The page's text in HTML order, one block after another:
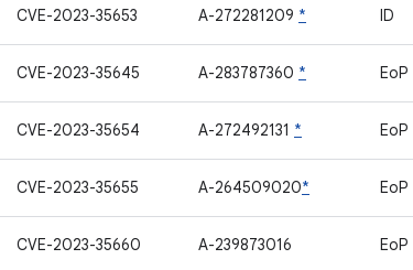
CVE-2023-35653 A-272281209 * ID
CVE-2023-35645 A-283787360 * EoP
CVE-2023-35654 A-272492131 * EoP
CVE-2023-35655 A-264509020* EoP
CVE-2023-35660 A-239873016 EoP